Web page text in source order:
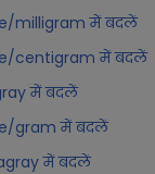
milligram में बदलें
centigram में बदलें
में बदलें
gram में बदलें
में बदलें